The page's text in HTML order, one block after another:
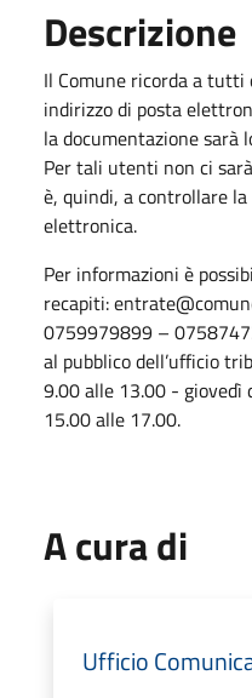
Descrizione
Il Comune ricorda a
indirizzo di posta
la documentazione sarà
Per tali utenti non ci
è, quindi, a controllare
elettronica.
Per informazioni è
recapiti:
0759979899 –
al pubblico dell’ufficio
9.00 alle 13.00 - giovedì
15.00 alle 17.00.
A cura di
Ufficio